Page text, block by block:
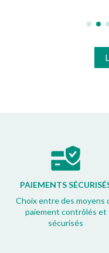
PAIEMENTS
Choix entre des moyens
paiement contrôlés et
sécurisés